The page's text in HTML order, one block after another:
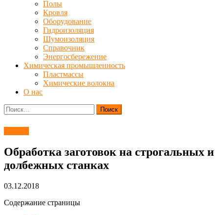
Полы
Кровля
Оборудование
Гидроизоляция
Шумоизоляция
Справочник
Энергосбережение
Химическая промышленность
Пластмассы
Химические волокна
О нас
Найти:
Обработка заготовок на строгальных и
долбежных станках
03.12.2018
Содержание страницы